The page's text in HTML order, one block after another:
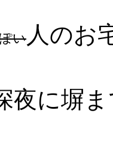
い 人のお
夜に塀